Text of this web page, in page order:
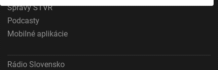
Uchovávanie alebo prístup k informáciám na
zariadení
Použiť obmedzené údaje na výber reklamy
Správy STVR
Podcasty
Mobilné aplikácie
Rádio Slovensko